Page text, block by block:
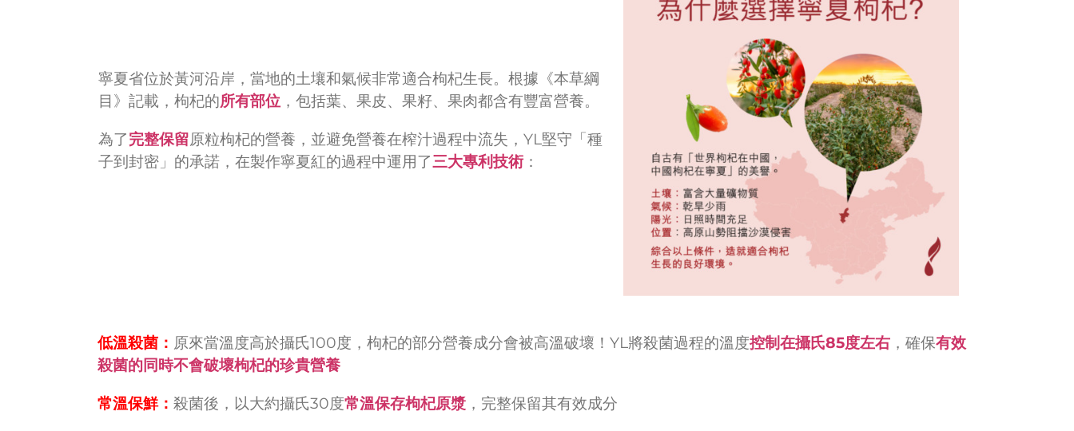
寧夏省位於黃河沿岸，當地的土壤和氣候非常適合枸杞生長。根據《本草綱
目》記載，枸杞的所有部位 ，包括葉、果皮、果籽、果肉都含有豐富營養。
為了完整保留原粒枸杞的營養，並避免營養在榨汁過程中流失，YL堅守「種
子到封密」的承諾，在製作寧夏紅的過程中運用了三大專利技術 ：
低溫殺菌： 原來當溫度高於攝氏100度，枸杞的部分營養成分會被高溫破壞！YL將殺菌過程的溫度控制在攝氏85度左右 ，確保有效
殺菌的同時不會破壞枸杞的珍貴營養
常溫保鮮： 殺菌後，以大約攝氏30度常溫保存枸杞原漿 ，完整保留其有效成分